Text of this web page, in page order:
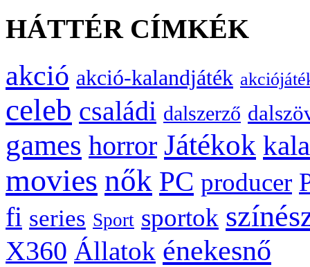
HÁTTÉR CÍMKÉK
akció akció-kalandjáték
celeb családi dalszerző
games horror Játékok
movies nők PC producer
fi series Sport sportok
X360 Állatok énekesnő